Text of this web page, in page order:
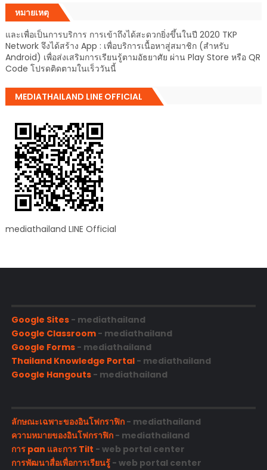
หมายเหตุ
และเพื่อเป็นการบริการ การเข้าถึงได้สะดวกยิ่งขึ้นในปี 2020 TKP
Network จึงได้สร้าง App : เพื่อบริการเนื้อหาสู่สมาชิก (สำหรับ
Android) เพื่อส่งเสริมการเรียนรู้ตามอัธยาศัย ผ่าน Play Store หรือ QR
Code โปรดติดตามในเร็ววันนี้
MEDIATHAILAND LINE OFFICIAL
mediathailand LINE Official
Google Sites- mediathailand
Google Classroom- mediathailand
Google Forms- mediathailand
Thailand Knowledge Portal- mediathailand
Google Hangouts- mediathailand
ลักษณะเฉพาะของอินโฟกราฟิก- mediathailand
ความหมายของอินโฟกราฟิก- mediathailand
การ pan และการ Tilt - web portal center
การพัฒนาสื่อเพื่อการเรียนรู้- web portal center